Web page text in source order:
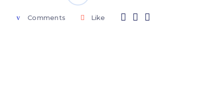
Comments Like